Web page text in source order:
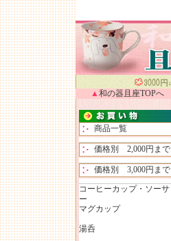
▲和の器且座TOPへ
商品一覧
価格別 2,000円まで
価格別 3,000円まで
コーヒーカップ・ソーサ
ー
マグカップ
湯呑